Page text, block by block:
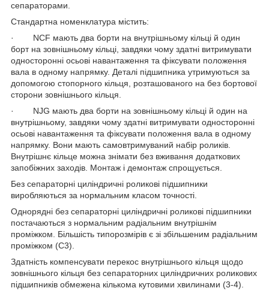
сепараторами.
Стандартна номенклатура містить:
· NCF мають два борти на внутрішньому кільці й один
борт на зовнішньому кільці, завдяки чому здатні витримувати
односторонні осьові навантаження та фіксувати положення
вала в одному напрямку. Деталі підшипника утримуються за
допомогою стопорного кільця, розташованого на без бортової
сторони зовнішнього кільця.
· NJG мають два борти на зовнішньому кільці й один на
внутрішньому, завдяки чому здатні витримувати односторонні
осьові навантаження та фіксувати положення вала в одному
напрямку. Вони мають самовтримуваний набір роликів.
Внутрішнє кільце можна знімати без вживання додаткових
запобіжних заходів. Монтаж і демонтаж спрощується.
Без сепараторні циліндричні роликові підшипники
виробляються за нормальним класом точності.
Однорядні без сепараторні циліндричні роликові підшипники
постачаються з нормальним радіальним внутрішнім
проміжком. Більшість типорозмірів є зі збільшеним радіальним
проміжком (С3).
Здатність компенсувати перекос внутрішнього кільця щодо
зовнішнього кільця без сепараторних циліндричних роликових
підшипників обмежена кількома кутовими хвилинами (3-4).